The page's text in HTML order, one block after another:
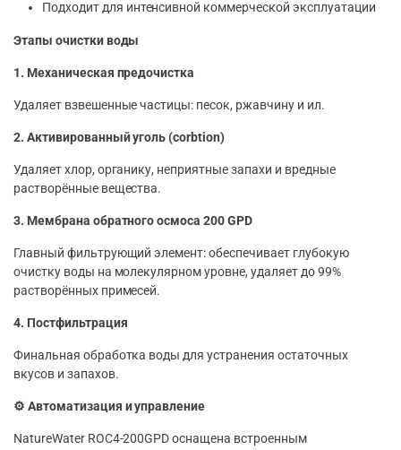
Подходит для интенсивной коммерческой эксплуатации
Этапы очистки воды
1. Механическая предочистка
Удаляет взвешенные частицы: песок, ржавчину и ил.
2. Активированный уголь (сorbtion)
Удаляет хлор, органику, неприятные запахи и вредные
растворённые вещества.
3. Мембрана обратного осмоса 200 GPD
Главный фильтрующий элемент: обеспечивает глубокую
очистку воды на молекулярном уровне, удаляет до 99%
растворённых примесей.
4. Постфильтрация
Финальная обработка воды для устранения остаточных
вкусов и запахов.
⚙️ Автоматизация и управление
NatureWater ROC4-200GPD оснащена встроенным